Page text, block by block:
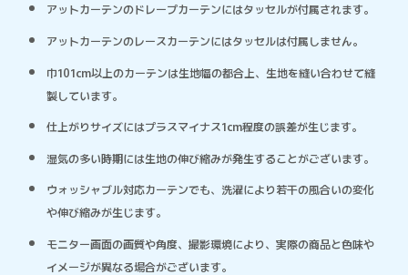
アットカーテンのドレープカーテンにはタッセルが付属されます。
アットカーテンのレースカーテンにはタッセルは付属しません。
巾101cm以上のカーテンは生地幅の都合上、生地を縫い合わせて縫
製しています。
仕上がりサイズにはプラスマイナス1cm程度の誤差が生じます。
湿気の多い時期には生地の伸び縮みが発生することがございます。
ウォッシャブル対応カーテンでも、洗濯により若干の風合いの変化
や伸び縮みが生じます。
モニター画面の画質や角度、撮影環境により、実際の商品と色味や
イメージが異なる場合がございます。